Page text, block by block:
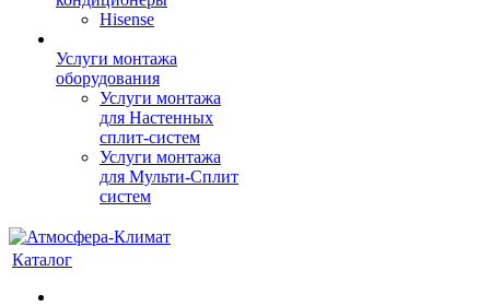
Hisense
Услуги монтажа
оборудования
Услуги монтажа
для Настенных
сплит-систем
Услуги монтажа
для Мульти-Сплит
систем
Каталог